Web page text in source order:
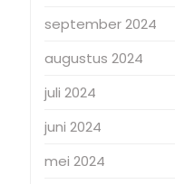
september 2024
augustus 2024
juli 2024
juni 2024
mei 2024